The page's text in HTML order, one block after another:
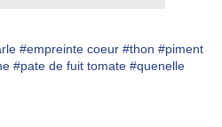
#empreinte coeur #thon #piment
#pate de fuit tomate #quenelle